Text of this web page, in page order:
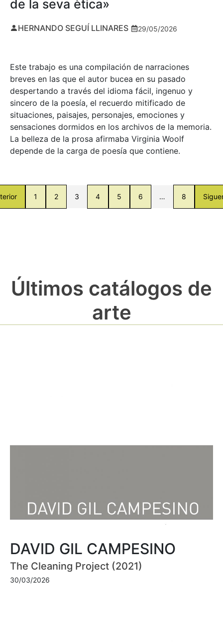
de la seva ètica»
HERNANDO SEGUÍ LLINARES 29/05/2026
Este trabajo es una compilación de narraciones
breves en las que el autor bucea en su pasado
despertando a través del idioma fácil, ingenuo y
sincero de la poesía, el recuerdo mitificado de
situaciones, paisajes, personajes, emociones y
sensaciones dormidos en los archivos de la memoria.
La belleza de la prosa afirmaba Virginia Woolf
depende de la carga de poesía que contiene.
1 2 3 4 5 6 … 8
Últimos catálogos de
arte
DAVID GIL CAMPESINO
The Cleaning Project (2021)
30/03/2026